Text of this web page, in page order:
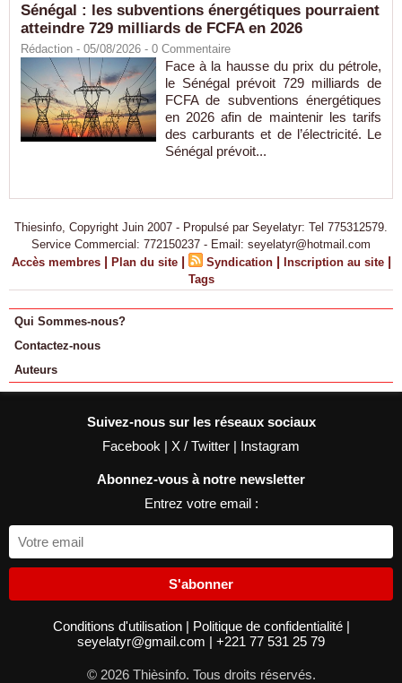
Sénégal : les subventions énergétiques pourraient
atteindre 729 milliards de FCFA en 2026
Rédaction - 05/08/2026 - 0 Commentaire
Face à la hausse du prix du pétrole,
le Sénégal prévoit 729 milliards de
FCFA de subventions énergétiques
en 2026 afin de maintenir les tarifs
des carburants et de l’électricité. Le
Sénégal prévoit...
Thiesinfo, Copyright Juin 2007 - Propulsé par Seyelatyr: Tel 775312579.
Service Commercial: 772150237 - Email: seyelatyr@hotmail.com
Accès membres | Plan du site | Syndication | Inscription au site |
Tags
Qui Sommes-nous?
Contactez-nous
Auteurs
Suivez-nous sur les réseaux sociaux
Facebook | X / Twitter | Instagram
Abonnez-vous à notre newsletter
Entrez votre email :
S'abonner
Conditions d'utilisation | Politique de confidentialité |
seyelatyr@gmail.com | +221 77 531 25 79
© 2026 Thièsinfo. Tous droits réservés.